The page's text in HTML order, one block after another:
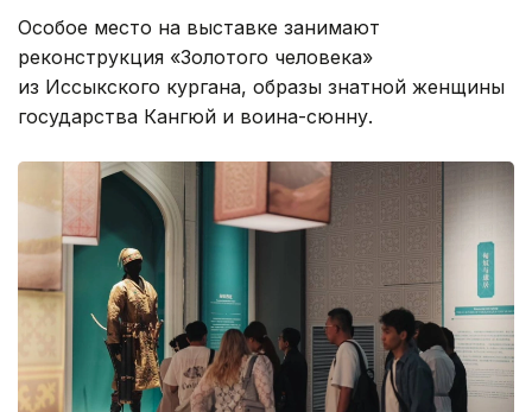
Особое место на выставке занимают
реконструкция «Золотого человека»
из Иссыкского кургана, образы знатной женщины
государства Кангюй и воина-сюнну.